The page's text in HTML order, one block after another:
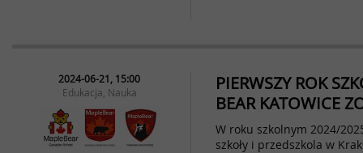
2024-06-21, 15:00
Edukacja, Nauka
PIERWSZY ROK
BEAR KATOWICE
W roku szkolnym 2024/
szkoły i przedszkola w